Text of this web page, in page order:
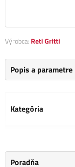
Výrobca: Reti Gritti
Popis a parametre
Kategória
Poradňa